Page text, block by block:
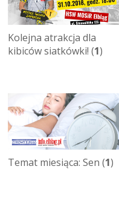
Kolejna atrakcja dla
kibiców siatkówki! (1)
Temat miesiąca: Sen (1)